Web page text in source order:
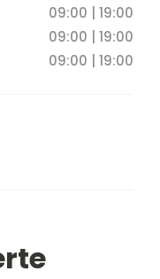
09:00 | 19:00
09:00 | 19:00
09:00 | 19:00